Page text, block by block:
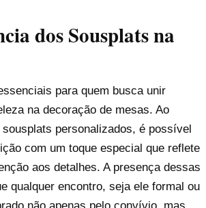
dos Sousplats na
para quem busca unir
na decoração de mesas. Ao
personalizados, é possível
com um toque especial que reflete
aos detalhes. A presença dessas
qualquer encontro, seja ele formal ou